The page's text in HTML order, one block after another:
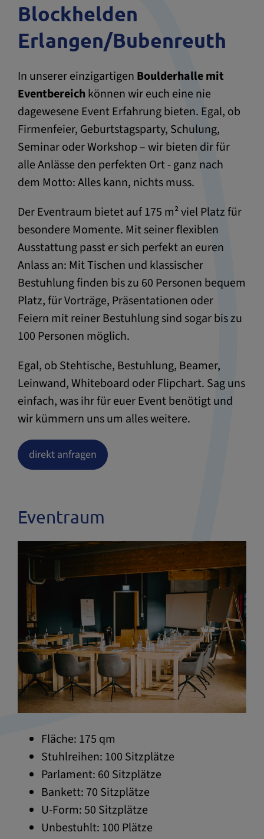
Blockhelden
Erlangen/Bubenreuth
In unserer einzigartigen Boulderhalle mit
Eventbereichkönnen wir euch eine nie
dagewesene Event Erfahrung bieten. Egal, ob
Firmenfeier, Geburtstagsparty, Schulung,
Seminar oder Workshop – wir bieten dir für
alle Anlässe den perfekten Ort - ganz nach
dem Motto: Alles kann, nichts muss.
Der Eventraum bietet auf 175 m² viel Platz für
besondere Momente. Mit seiner flexiblen
Ausstattung passt er sich perfekt an euren
Anlass an: Mit Tischen und klassischer
Bestuhlung finden bis zu 60 Personen bequem
Platz, für Vorträge, Präsentationen oder
Feiern mit reiner Bestuhlung sind sogar bis zu
100 Personen möglich.
Egal, ob Stehtische, Bestuhlung, Beamer,
Leinwand, Whiteboard oder Flipchart. Sag uns
einfach, was ihr für euer Event benötigt und
wir kümmern uns um alles weitere.
direkt anfragen
Eventraum
Fläche: 175 qm
Stuhlreihen: 100 Sitzplätze
Parlament: 60 Sitzplätze
Bankett: 70 Sitzplätze
U-Form: 50 Sitzplätze
Unbestuhlt: 100 Plätze